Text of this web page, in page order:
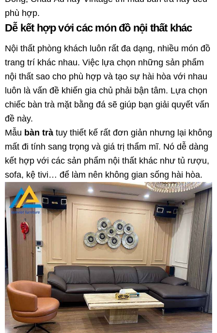
phù hợp.
Dễ kết hợp với các món đồ nội thất khác
Nội thất phòng khách luôn rất đa dạng, nhiều món đồ
trang trí khác nhau. Việc lựa chọn những sản phẩm
nội thất sao cho phù hợp và tạo sự hài hòa với nhau
luôn là vấn đề khiến gia chủ phải bận tâm. Lựa chọn
chiếc bàn trà mặt bằng đá sẽ giúp bạn giải quyết vấn
đề này.
Mẫu bàn trà tuy thiết kế rất đơn giản nhưng lại không
mất đi tính sang trọng và giá trị thẩm mĩ. Nó dễ dàng
kết hợp với các sản phẩm nội thất khác như tủ rượu,
sofa, kệ tivi… để làm nên không gian sống hài hòa.